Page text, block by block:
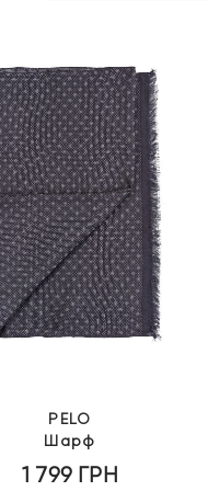
PELO
Шарф
1 799 ГРН